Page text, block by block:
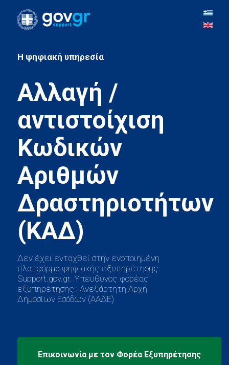
H ψηφιακή υπηρεσία
Αλλαγή /
αντιστοίχιση
Κωδικών
Αριθμών
Δραστηριοτήτων
Δεν έχει ενταχθεί στην ενοποιημένη
πλατφόρμα ψηφιακής εξυπηρέτησης
Support.gov.gr. Υπευθυνος φορέας
εξυπηρέτησης : Ανεξάρτητη Αρχή
Δημοσίων Εσόδων (ΑΑΔΕ)